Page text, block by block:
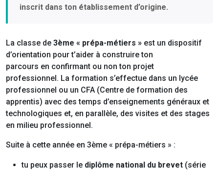
inscrit dans ton établissement d’origine.
La classe de 3ème « prépa-métiers » est un dispositif
d’orientation pour t’aider à construire ton
parcours en confirmant ou non ton projet
professionnel. La formation s’effectue dans un lycée
professionnel ou un CFA (Centre de formation des
apprentis) avec des temps d’enseignements généraux et
technologiques et, en parallèle, des visites et des stages
en milieu professionnel.
Suite à cette année en 3ème « prépa-métiers » :
tu peux passer le diplôme national du brevet (série